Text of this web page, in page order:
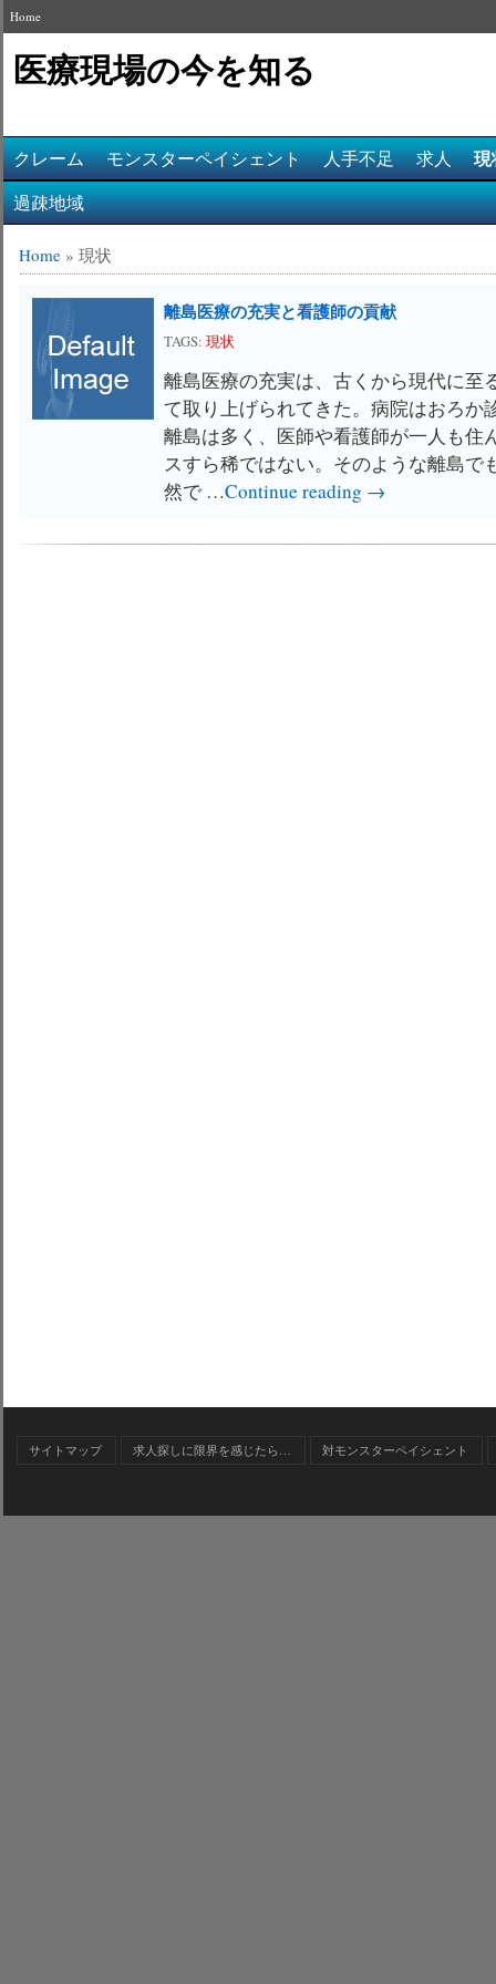
Home
医療現場の今を知る
クレーム モンスターペイシェント 人手不足 求人
過疎地域
Home »現状
離島医療の充実と看護師の貢献
TAGS:現状
離島医療の充実は、古くから現代に至
て取り上げられてきた。病院はおろか
離島は多く、医師や看護師が一人も住
スすら稀ではない。そのような離島で
然で …Continue reading →
サイトマップ 求人探しに限界を感じたら… 対モンスターペイシェント